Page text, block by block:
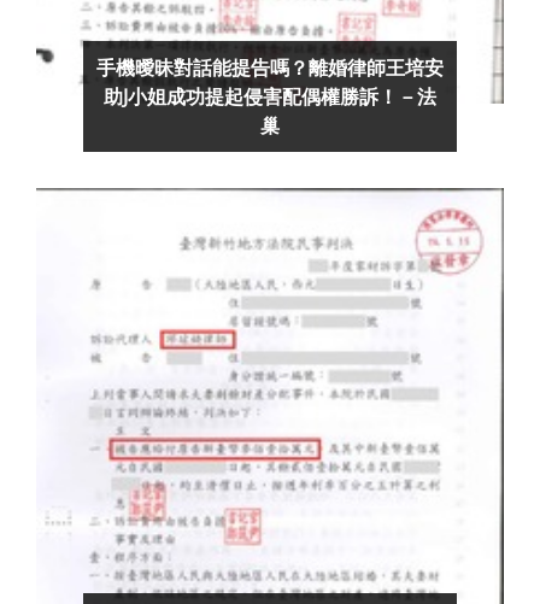
手機曖昧對話能提告嗎？離婚律師王培安
助J小姐成功提起侵害配偶權勝訴！－法
巢